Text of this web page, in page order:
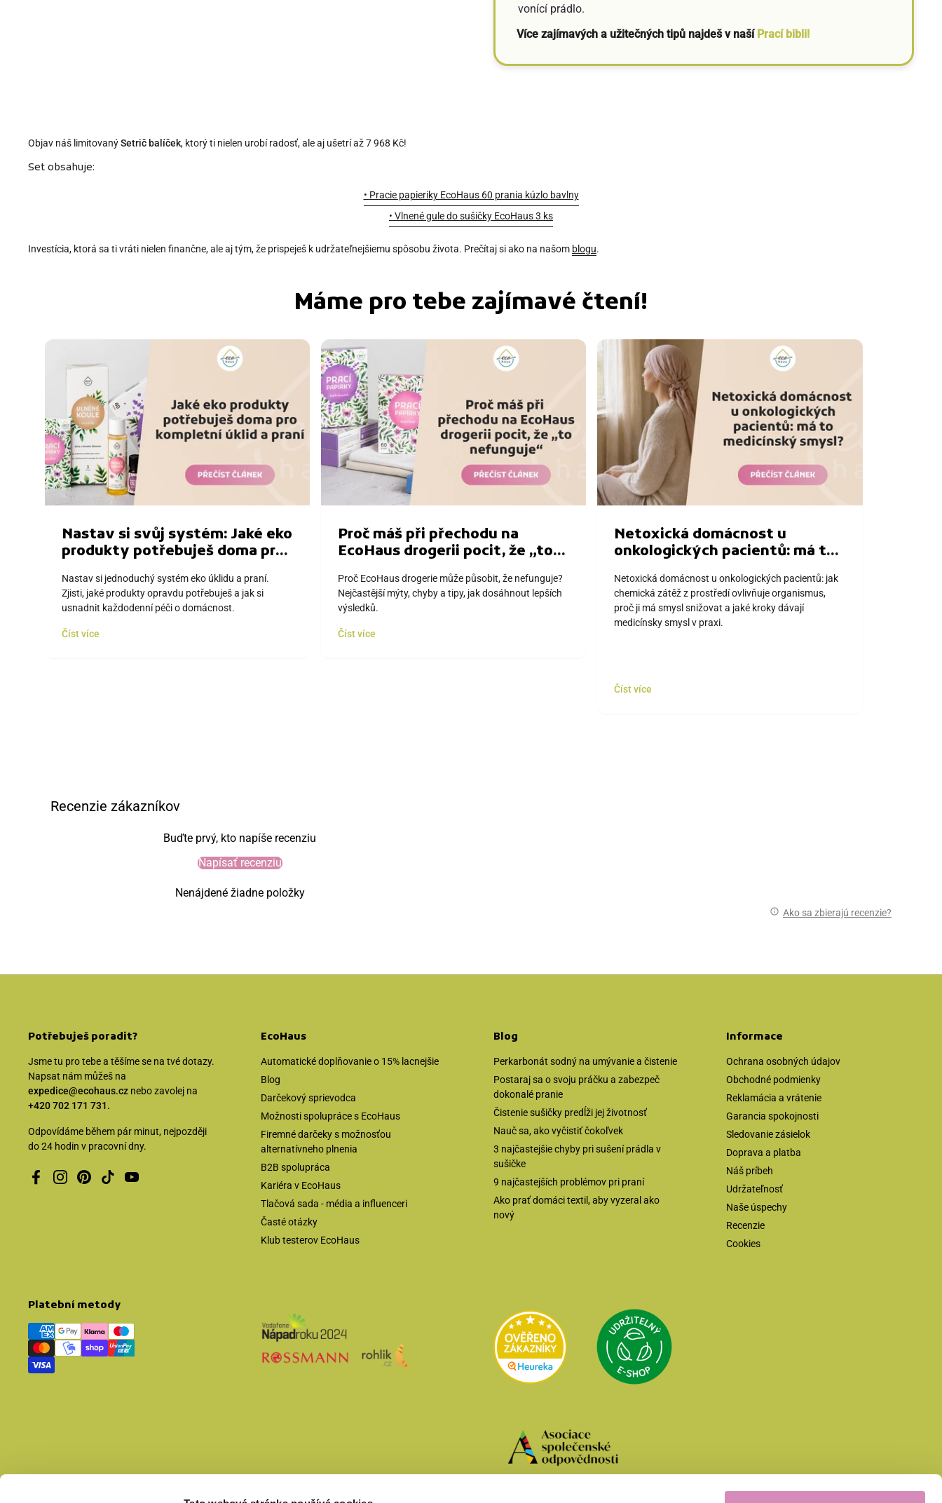
vonící prádlo.
Více zajímavých a užitečných tipů najdeš v naší Prací bibli!
Objav náš limitovanýSetrič balíček, ktorý ti nielen urobí radosť, ale aj ušetrí až 7 968 Kč!
Set obsahuje:
• Pracie papieriky EcoHaus 60 prania kúzlo bavlny
• Vlnené gule do sušičky EcoHaus 3 ks
Investícia, ktorá sa ti vráti nielen finančne, ale aj tým, že prispeješ k udržateľnejšiemu spôsobu života. Prečítaj si ako na našom blogu.
Máme pro tebe zajímavé čtení!
Nastav si svůj systém: Jaké eko
produkty potřebuješ doma pro
Nastav si jednoduchý systém eko úklidu a praní.
Zjisti, jaké produkty opravdu potřebuješ a jak si
usnadnit každodenní péči o domácnost.
Číst více
Proč máš při přechodu na
EcoHaus drogerii pocit, že „to
Proč EcoHaus drogerie může působit, že nefunguje?
Nejčastější mýty, chyby a tipy, jak dosáhnout lepších
výsledků.
Číst více
Netoxická domácnost u
onkologických pacientů: má to
Netoxická domácnost u onkologických pacientů: jak
chemická zátěž z prostředí ovlivňuje organismus,
proč ji má smysl snižovat a jaké kroky dávají
medicínsky smysl v praxi.
Číst více
Recenzie zákazníkov
Buďte prvý, kto napíše recenziu
Napísať recenziu
Nenájdené žiadne položky
Ako sa zbierajú recenzie?
Potřebuješ poradit?
Jsme tu pro tebe a těšíme se na tvé dotazy.
Napsat nám můžeš na
expedice@ecohaus.cz nebo zavolej na
+420 702 171 731.
Odpovídáme během pár minut, nejpozději
do 24 hodin v pracovní dny.
FacebookInstagram
PinterestTikTokYouTube
EcoHaus
Automatické doplňovanie o 15% lacnejšie
Blog
Darčekový sprievodca
Možnosti spolupráce s EcoHaus
Firemné darčeky s možnosťou
alternatívneho plnenia
B2B spolupráca
Kariéra v EcoHaus
Tlačová sada - média a influenceri
Časté otázky
Klub testerov EcoHaus
Blog
Perkarbonát sodný na umývanie a čistenie
Postaraj sa o svoju práčku a zabezpeč
dokonalé pranie
Čistenie sušičky predĺži jej životnosť
Nauč sa, ako vyčistiť čokoľvek
3 najčastejšie chyby pri sušení prádla v
sušičke
9 najčastejších problémov pri praní
Ako prať domáci textil, aby vyzeral ako
nový
Informace
Ochrana osobných údajov
Obchodné podmienky
Reklamácia a vrátenie
Garancia spokojnosti
Sledovanie zásielok
Doprava a platba
Náš príbeh
Udržateľnosť
Naše úspechy
Recenzie
Cookies
Platební metody
Přejít na Heureka.cz